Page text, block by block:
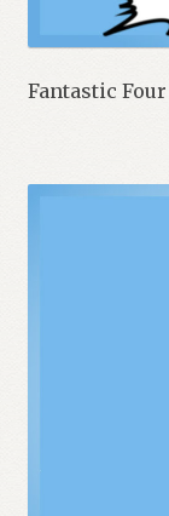
Fantastic Four